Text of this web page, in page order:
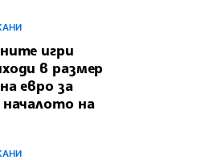
игри
в размер
евро за
на